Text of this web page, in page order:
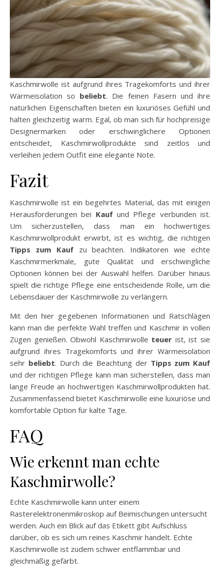
Kaschmirwolle ist aufgrund ihres Tragekomforts und ihrer
Wärmeisolation so beliebt. Die feinen Fasern und ihre
natürlichen Eigenschaften bieten ein luxuriöses Gefühl und
halten gleichzeitig warm. Egal, ob man sich für hochpreisige
Designermarken oder erschwinglichere Optionen
entscheidet, Kaschmirwollprodukte sind zeitlos und
verleihen jedem Outfit eine elegante Note.
Fazit
Kaschmirwolle ist ein begehrtes Material, das mit einigen
Herausforderungen bei Kaufund Pflege verbunden ist.
Um sicherzustellen, dass man ein hochwertiges
Kaschmirwollprodukt erwirbt, ist es wichtig, die richtigen
Tipps zum Kaufzu beachten. Indikatoren wie echte
Kaschmirmerkmale, gute Qualität und erschwingliche
Optionen können bei der Auswahl helfen. Darüber hinaus
spielt die richtige Pflege eine entscheidende Rolle, um die
Lebensdauer der Kaschmirwolle zu verlängern.
Mit den hier gegebenen Informationen und Ratschlägen
kann man die perfekte Wahl treffen und Kaschmir in vollen
Zügen genießen. Obwohl Kaschmirwolle teuer ist, ist sie
aufgrund ihres Tragekomforts und ihrer Wärmeisolation
sehr beliebt. Durch die Beachtung der Tipps zum Kauf
und der richtigen Pflege kann man sicherstellen, dass man
lange Freude an hochwertigen Kaschmirwollprodukten hat.
Zusammenfassend bietet Kaschmirwolle eine luxuriöse und
komfortable Option für kalte Tage.
FAQ
Wie erkennt man echte
Kaschmirwolle?
Echte Kaschmirwolle kann unter einem
Rasterelektronenmikroskop auf Beimischungen untersucht
werden. Auch ein Blick auf das Etikett gibt Aufschluss
darüber, ob es sich um reines Kaschmir handelt. Echte
Kaschmirwolle ist zudem schwer entflammbar und
gleichmäßig gefärbt.